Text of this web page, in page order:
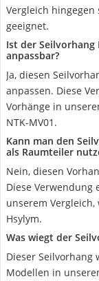
Vergleich
geeignet.
Ist der Seilvorhang
anpassbar?
Ja, diesen
anpassen. Diese
Vorhänge in
NTK-MV01.
Kann man den
als Raumteiler
Nein, diesen
Diese
unserem
Hsylym.
Was wiegt der
Dieser Seilvorhang
Modellen in